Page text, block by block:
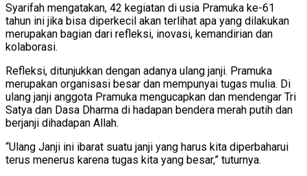
Syarifah mengatakan, 42 kegiatan di usia Pramuka ke-61
tahun ini jika bisa diperkecil akan terlihat apa yang dilakukan
merupakan bagian dari refleksi, inovasi, kemandirian dan
kolaborasi.
Refleksi, ditunjukkan dengan adanya ulang janji. Pramuka
merupakan organisasi besar dan mempunyai tugas mulia. Di
ulang janji anggota Pramuka mengucapkan dan mendengar Tri
Satya dan Dasa Dharma di hadapan bendera merah putih dan
berjanji dihadapan Allah.
“Ulang Janji ini ibarat suatu janji yang harus kita diperbaharui
terus menerus karena tugas kita yang besar,” tuturnya.